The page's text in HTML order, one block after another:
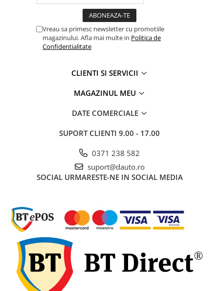
Proiectoare si lampi de lucru
Redresoare
Rindele electrice
Scule multifunctionale si masini de
Accesorii aparate de sudura
Accesorii pistoale de lipit
Accesorii polizare, slefuire,
rindeluire si polishat
Burghie si seturi burghie pentru
lemn
Burghie si seturi burghie pentru
metal
Burghie si seturi pentru ceramica
si sticla
Carote si freze
Vreau sa primesc newsletter cu promotiile
magazinului. Afla mai multe in Politica de
Confidentialitate
CLIENTI SI SERVICII
MAGAZINUL MEU
DATE COMERCIALE
SUPORT CLIENTI 9.00 - 17.00
0371 238 582
suport@dauto.ro
SOCIAL URMARESTE-NE IN SOCIAL MEDIA